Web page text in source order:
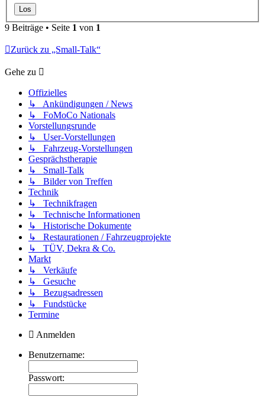
9 Beiträge • Seite 1 von 1
Zurück zu „Small-Talk“
Gehe zu
Offizielles
↳ Ankündigungen / News
↳ FoMoCo Nationals
Vorstellungsrunde
↳ User-Vorstellungen
↳ Fahrzeug-Vorstellungen
Gesprächstherapie
↳ Small-Talk
↳ Bilder von Treffen
Technik
↳ Technikfragen
↳ Technische Informationen
↳ Historische Dokumente
↳ Restaurationen / Fahrzeugprojekte
↳ TÜV, Dekra & Co.
Markt
↳ Verkäufe
↳ Gesuche
↳ Bezugsadressen
↳ Fundstücke
Termine
Anmelden
Benutzername:
Passwort: